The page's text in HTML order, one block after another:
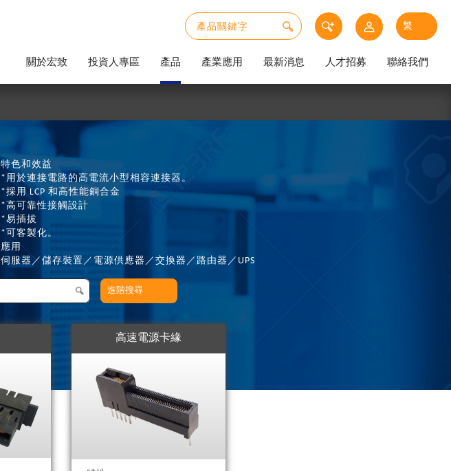
關於宏致 投資人專區 產品 產業應用 最新消息 人才招募 聯絡我們
特色和效益
*用於連接電路的高電流小型相容連接器。
*採用 LCP 和高性能銅合金
*高可靠性接觸設計
*易插拔
*可客製化。
應用
伺服器／儲存裝置／電源供應器／交換器／路由器／UPS
進階搜尋
高速電源卡緣